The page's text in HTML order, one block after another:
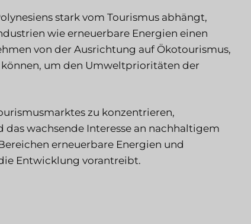
stark vom Tourismus abhängt,
wie erneuerbare Energien einen
von der Ausrichtung auf Ökotourismus,
um den Umweltprioritäten der
zu konzentrieren,
wachsende Interesse an nachhaltigem
erneuerbare Energien und
Entwicklung vorantreibt.